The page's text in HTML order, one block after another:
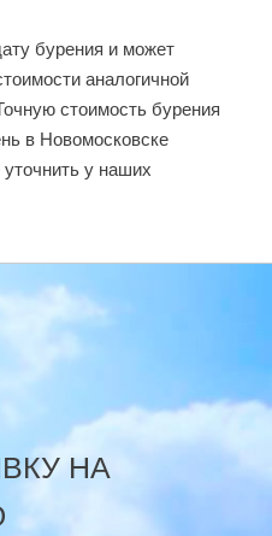
бурения и может
аналогичной
стоимость бурения
в Новомосковске
у наших
НА